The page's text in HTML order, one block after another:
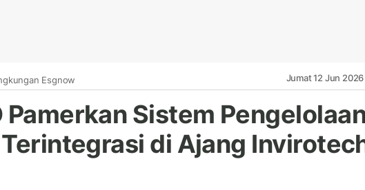
Esgnow Jumat 12 Jun 2026
Pamerkan Sistem
di Ajang